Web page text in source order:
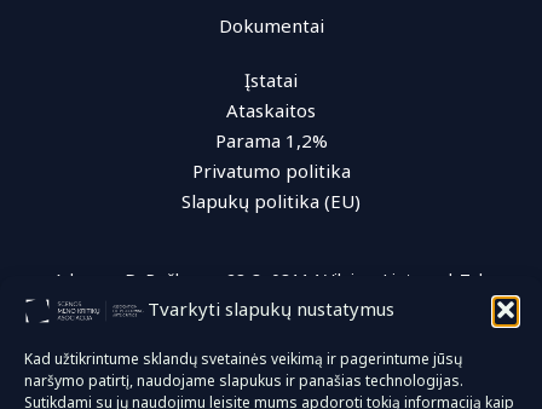
Tvarkyti slapukų nustatymus
Kad užtikrintume sklandų svetainės veikimą ir pagerintume jūsų
naršymo patirtį, naudojame slapukus ir panašias technologijas.
Sutikdami su jų naudojimu leisite mums apdoroti tokią informaciją kaip
Dokumentai
Įstatai
Ataskaitos
Parama 1,2%
Privatumo politika
Slapukų politika (EU)
Adresas: D. Poškos g. 28-3, 08114 Vilnius, Lietuva | Tel.:
+370 (616) 96 622 | El. paštas: info@smka.lt
© 2026 Scenos meno kritikų asociacija